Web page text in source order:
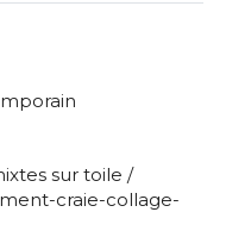
sur toile /
craie-collage-